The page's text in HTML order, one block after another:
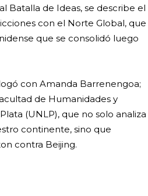
Batalla de Ideas, se describe el
con el Norte Global, que
que se consolidó luego
con Amanda Barrenengoa;
de Humanidades y
(UNLP), que no solo analiza
continente, sino que
contra Beijing.